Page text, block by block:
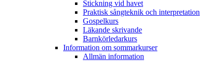
Stickning vid havet
Praktisk sångteknik och interpretation
Gospelkurs
Läkande skrivande
Barnkörledarkurs
Information om sommarkurser
Allmän information